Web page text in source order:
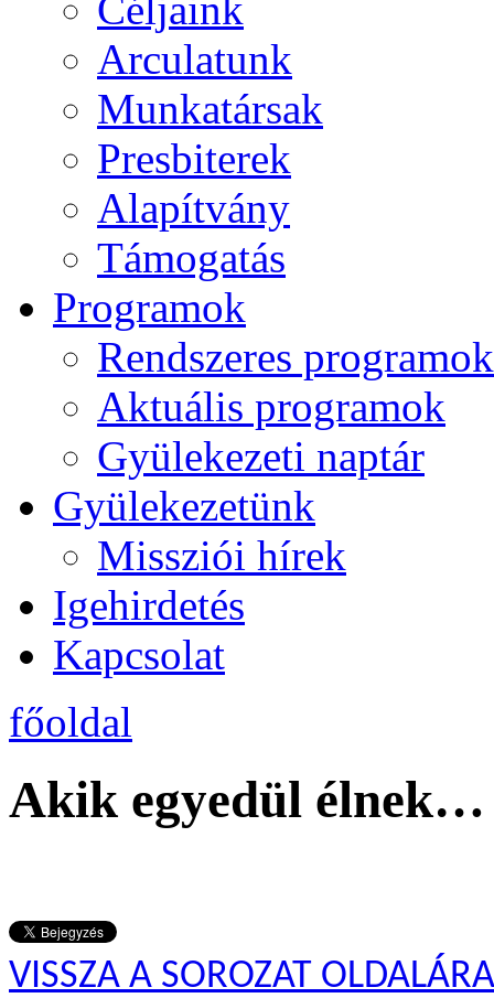
Arculatunk
Munkatársak
Presbiterek
Alapítvány
Támogatás
Programok
Rendszeres programok
Aktuális programok
Gyülekezeti naptár
Gyülekezetünk
Missziói hírek
Igehirdetés
Kapcsolat
főoldal
Akik egyedül élnek…
VISSZA A SOROZAT OLDALÁRA